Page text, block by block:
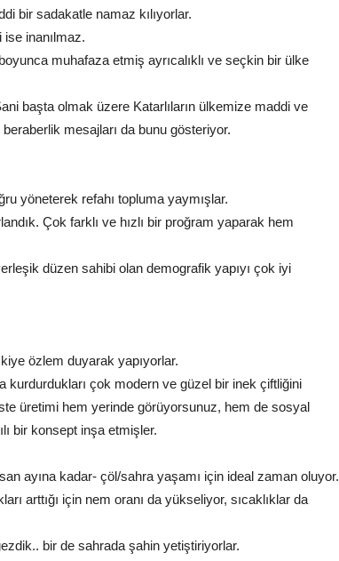
bir sadakatle namaz kılıyorlar.
inanılmaz.
muhafaza etmiş ayrıcalıklı ve seçkin bir ülke
başta olmak üzere Katarlıların ülkemize maddi ve
mesajları da bunu gösteriyor.
yöneterek refahı topluma yaymışlar.
Çok farklı ve hızlı bir proğram yaparak hem
düzen sahibi olan demografik yapıyı çok iyi
özlem duyarak yapıyorlar.
kurdurdukları çok modern ve güzel bir inek çiftliğini
üretimi hem yerinde görüyorsunuz, hem de sosyal
bir konsept inşa etmişler.
ayına kadar- çöl/sahra yaşamı için ideal zaman oluyor.
arttığı için nem oranı da yükseliyor, sıcaklıklar da
bir de sahrada şahin yetiştiriyorlar.